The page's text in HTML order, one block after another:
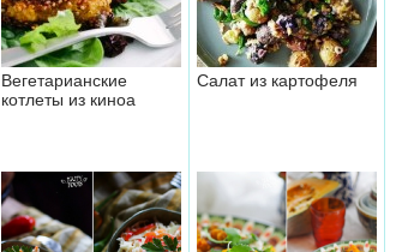
Вегетарианские
котлеты из киноа
Салат из картофеля